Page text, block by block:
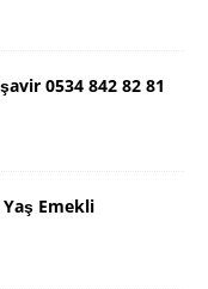
0534 842 82 81
Yaş Emekli